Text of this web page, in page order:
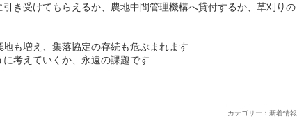
き受けてもらえるか、農地中間管理機構へ貸付するか、草刈りの
も増え、集落協定の存続も危ぶまれます
考えていくか、永遠の課題です
カテゴリー：新着情報